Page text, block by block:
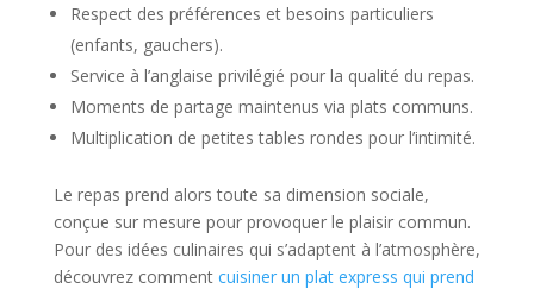
Respect des préférences et besoins particuliers
(enfants, gauchers).
Service à l’anglaise privilégié pour la qualité du repas.
Moments de partage maintenus via plats communs.
Multiplication de petites tables rondes pour l’intimité.
Le repas prend alors toute sa dimension sociale,
conçue sur mesure pour provoquer le plaisir commun.
Pour des idées culinaires qui s’adaptent à l’atmosphère,
découvrez comment cuisiner un plat express qui prend